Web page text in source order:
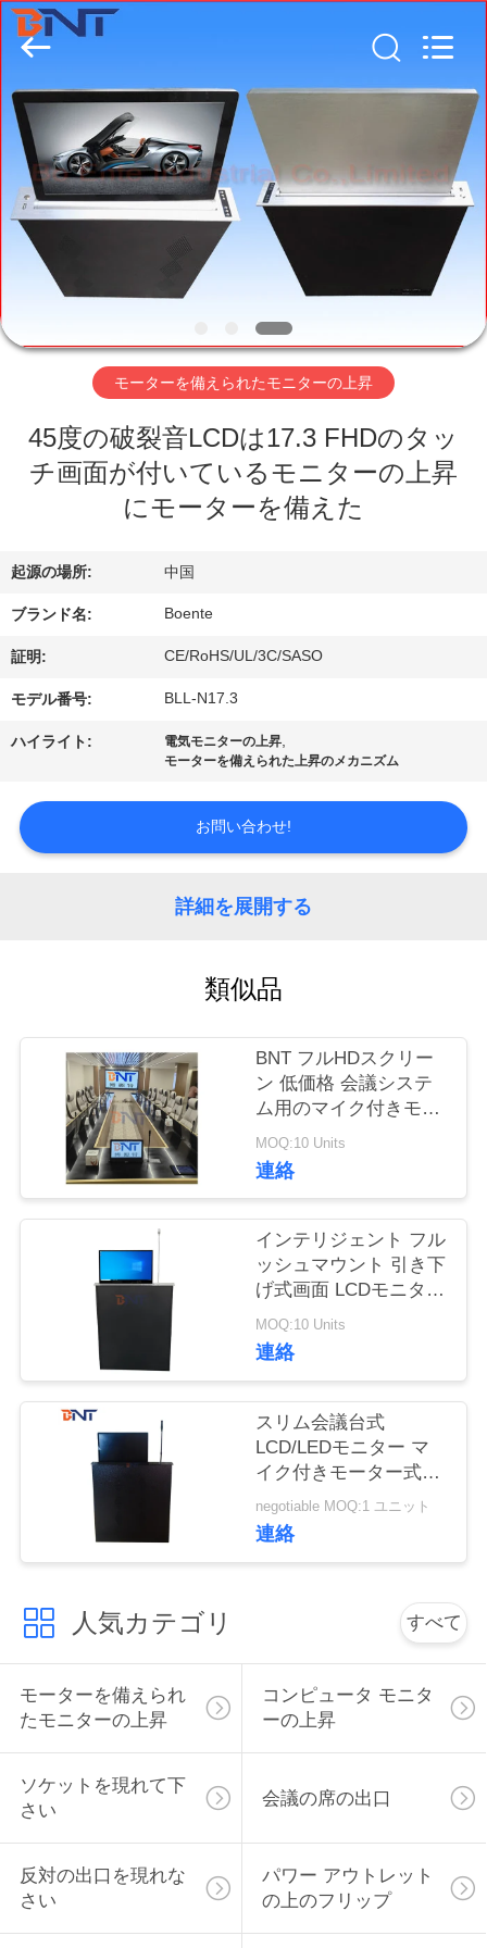
家
プ
ロ
ク
私
つ
い
て
工
旅
管
達
な
ニ
ュ
ー
ス
場
合
CONFERENCE
ROOM
Boente
Technology
Co.,
Industrial
Co.,
Limited).
Rights
Reserved.
Developed
ECER
モーターを備えられたモニターの上昇
45度の破裂音LCDは17.3 FHDのタッ
チ画面が付いているモニターの上昇
にモーターを備えた
起源の場所: 中国
ブランド名: Boente
証明: CE/RoHS/UL/3C/SASO
モデル番号: BLL-N17.3
ハイライト: 電気モニターの上昇,
モーターを備えられた上昇のメカニズム
お問い合わせ!
詳細を展開する
類似品
BNT フルHDスクリー
ン 低価格 会議システ
ム用のマイク付きモー
ター式引き取り可能な
モニターリフト
MOQ:10 Units
連絡
インテリジェント フル
ッシュマウント 引き下
げ式画面 LCDモニター
リフト 迅速なリフティ
ング 会議用の内蔵マイ
ク
MOQ:10 Units
連絡
スリム会議台式
LCD/LEDモニター マ
イク付きモーター式リ
フト
negotiable MOQ:1 ユニット
連絡
人気カテゴリ すべて
モーターを備えられ
たモニターの上昇
コンピュータ モニタ
ーの上昇
ソケットを現れて下
さい
会議の席の出口
反対の出口を現れな
さい
パワー アウトレット
の上のフリップ